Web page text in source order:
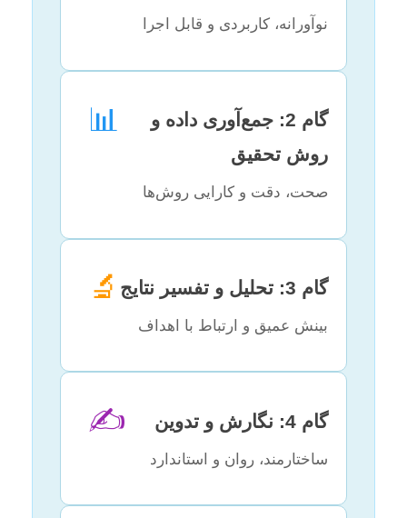
نوآورانه، کاربردی و قابل اجرا
📊
گام 2: جمع‌آوری داده و
روش تحقیق
صحت، دقت و کارایی روش‌ها
🔬 گام 3: تحلیل و تفسیر نتایج
بینش عمیق و ارتباط با اهداف
✍️ گام 4: نگارش و تدوین
ساختارمند، روان و استاندارد